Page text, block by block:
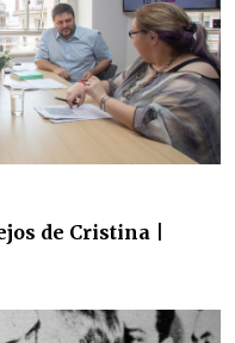
de Cristina |